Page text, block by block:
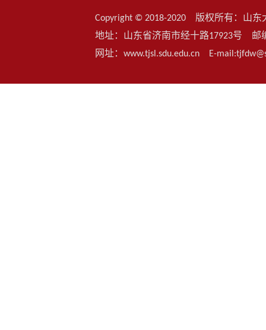
Copyright © 2018-2020 版权所有：山
地址：山东省济南市经十路17923号 邮
网址：www.tjsl.sdu.edu.cn E-